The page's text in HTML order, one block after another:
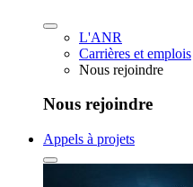
L'ANR
Carrières et emplois
Nous rejoindre
Nous rejoindre
Appels à projets